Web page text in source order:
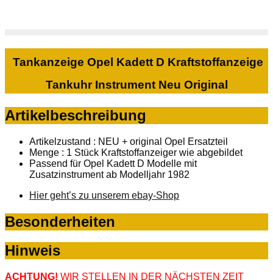
Tankanzeige Opel Kadett D Kraftstoffanzeige
Tankuhr Instrument Neu Original
Artikelbeschreibung
Artikelzustand : NEU + original Opel Ersatzteil
Menge : 1 Stück Kraftstoffanzeiger wie abgebildet
Passend für Opel Kadett D Modelle mit
Zusatzinstrument ab Modelljahr 1982
Hier geht’s zu unserem ebay-Shop
Besonderheiten
Hinweis
ACHTUNG! WIR STELLEN IN DER NÄCHSTEN ZEIT